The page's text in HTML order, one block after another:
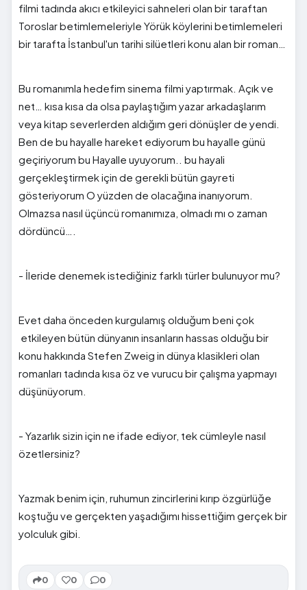
filmi tadında akıcı etkileyici sahneleri olan bir taraftan
Toroslar betimlemeleriyle Yörük köylerini betimlemeleri
bir tarafta İstanbul'un tarihi silüetleri konu alan bir roman…
Bu romanımla hedefim sinema filmi yaptırmak. Açık ve
net… kısa kısa da olsa paylaştığım yazar arkadaşlarım
veya kitap severlerden aldığım geri dönüşler de yendi.
Ben de bu hayalle hareket ediyorum bu hayalle günü
geçiriyorum bu Hayalle uyuyorum.. bu hayali
gerçekleştirmek için de gerekli bütün gayreti
gösteriyorum O yüzden de olacağına inanıyorum.
Olmazsa nasıl üçüncü romanımıza, olmadı mı o zaman
dördüncü….
- İleride denemek istediğiniz farklı türler bulunuyor mu?
Evet daha önceden kurgulamış olduğum beni çok
etkileyen bütün dünyanın insanların hassas olduğu bir
konu hakkında Stefen Zweig in dünya klasikleri olan
romanları tadında kısa öz ve vurucu bir çalışma yapmayı
düşünüyorum.
- Yazarlık sizin için ne ifade ediyor, tek cümleyle nasıl
özetlersiniz?
Yazmak benim için, ruhumun zincirlerini kırıp özgürlüğe
koştuğu ve gerçekten yaşadığımı hissettiğim gerçek bir
yolculuk gibi.
0 0 0